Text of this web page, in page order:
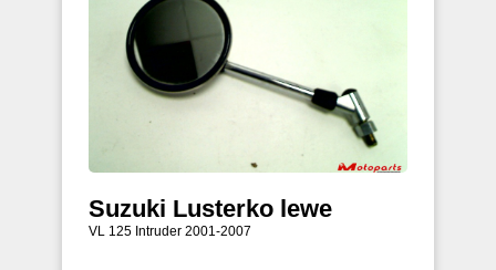
Suzuki Lusterko lewe
VL 125 Intruder 2001-2007